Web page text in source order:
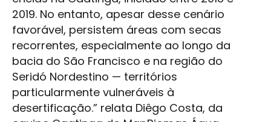
2019. No entanto, apesar desse cenário
favorável, persistem áreas com secas
recorrentes, especialmente ao longo da
bacia do São Francisco e na região do
Seridó Nordestino — territórios
particularmente vulneráveis à
desertificação.” relata Diêgo Costa, da